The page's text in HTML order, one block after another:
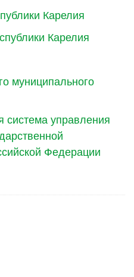
Карелия
Карелия
муниципального
управления
Федерации